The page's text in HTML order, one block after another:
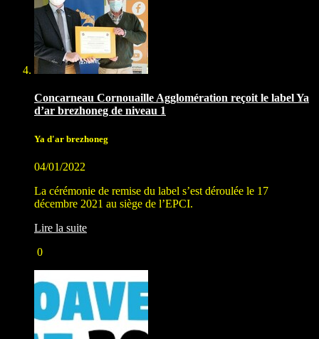
Concarneau Cornouaille Agglomération reçoit le label Ya
d’ar brezhoneg de niveau 1
Ya d'ar brezhoneg
04/01/2022
La cérémonie de remise du label s’est déroulée le 17
décembre 2021 au siège de l’EPCI.
Lire la suite
0